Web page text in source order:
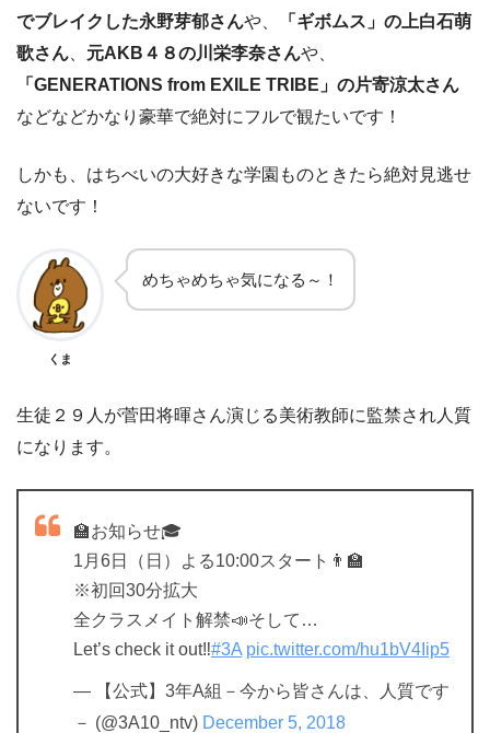
でブレイクした永野芽郁さんや、
「ギボムス」の上白石萌
歌さん
元AKB４８の川栄李奈さんや、
「GENERATIONS from EXILE TRIBE」の片寄涼太さん
などなどかなり豪華で絶対にフルで観たいです！
しかも、はちべいの大好きな学園ものときたら絶対見逃せ
ないです！
くま
めちゃめちゃ気になる～！
生徒２９人が菅田将暉さん演じる美術教師に監禁され人質
になります。
🏫お知らせ🎓
1月6日（日）よる10:00スタート👨‍🏫
※初回30分拡大
全クラスメイト解禁📣そして…
Let’s check it out‼️#3A pic.twitter.com/hu1bV4Iip5
— 【公式】3年A組－今から皆さんは、人質です
－ (@3A10_ntv) December 5, 2018